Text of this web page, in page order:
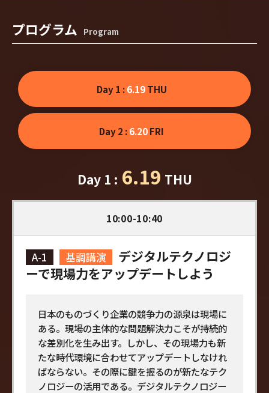
プログラム Program
Day 1 :6.19THU
Day 2 :6.20FRI
Day 1 : 6.19 THU
10:00-10:40
A-1 基調講演
デジタルテクノロジ
ーで現場力をアップデートしよう
日本のものづくり企業の競争力の源泉は現場に
ある。現場の主体的な問題解決力こそが持続的
な差別化を生み出す。しかし、その現場力も新
たな時代環境に合わせてアップデートしなけれ
ばならない。その際に鍵を握るのが新たなテク
ノロジーの活用である。デジタルテクノロジー